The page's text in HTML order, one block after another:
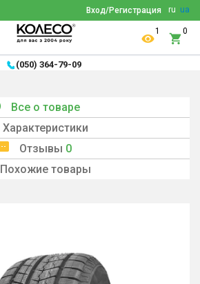
ru ua
Вход/Регистрация
1 0
(050) 364-79-09
Все о товаре
Характеристики
Отзывы 0
Похожие товары